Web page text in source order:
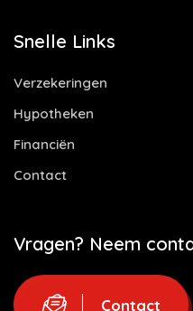
Snelle Links
Verzekeringen
Hypotheken
Financiën
Contact
Vragen? Neem
Contact